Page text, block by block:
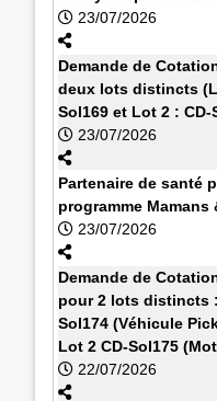
23/07/2026
Demande de
deux lots distincts
Sol169 et Lot 2 : CD-
23/07/2026
Partenaire de santé
programme Mamans
23/07/2026
Demande de
pour 2 lots distincts
Sol174 (Véhicule
Lot 2 CD-Sol175
22/07/2026